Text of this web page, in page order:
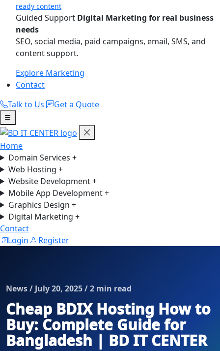
ready content
Guided Support Digital Marketing for real business
needs
SEO, social media, paid campaigns, email, SMS, and
content support.
Explore Marketing
Contact
Talk to Us
Get a Quote
Home
Domain Services +
Web Hosting +
Website Development+
Mobile App Development+
Graphics Design +
Digital Marketing +
Contact
Login
Register
News / July 20, 2025 / 2 min read
Cheap BDIX Hosting How to
Buy: Complete Guide for
Bangladesh | BD IT CENTER